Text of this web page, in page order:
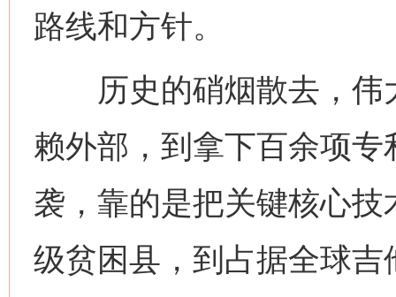
路线和方针。
历史的硝烟散去，伟
赖外部，到拿下百余项
袭，靠的是把关键核心
级贫困县，到占据全球